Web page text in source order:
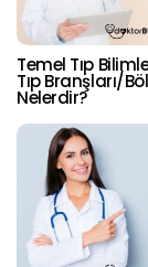
Temel Tıp
Tıp Branşları/
Nelerdir?